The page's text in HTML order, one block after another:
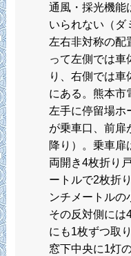
通風・採光機能
いられない（ダ
左右非対称の配
って左側では車
り、右側では車
にある。熊本市
左手に停留場ホ
が乗車口、前扉
降り）。乗車扉
両開き4枚折り
ートルで2枚折
ンチメートルの
その反対側には
にも1枚ずつ取
窓下中央に1灯